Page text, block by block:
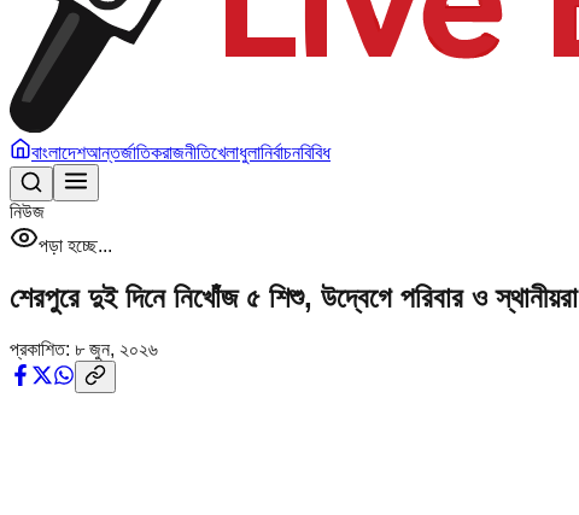
বাংলাদেশআন্তর্জাতিকরাজনীতিখেলাধুলানির্বাচনবিবিধ
নিউজ
পড়া হচ্ছে...
শেরপুরে দুই দিনে নিখোঁজ ৫ শিশু, উদ্বেগে পরিবার ও স্থানীয়রা
প্রকাশিত: ৮ জুন, ২০২৬